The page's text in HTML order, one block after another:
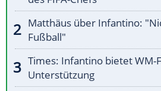
Matthäus über Infantino:
Fußball"
Times: Infantino bietet WM-
Unterstützung